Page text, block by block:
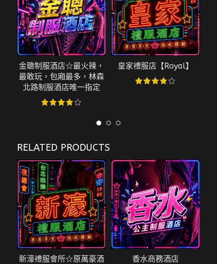
金聰制服酒店☆最火辣，
最敢玩，包廂最多，林森
北路制服酒店唯一指定
皇家禮服店【Royal】
RELATED PRODUCTS
新濠禮服會所☆原萬豪酒
香水商務酒店